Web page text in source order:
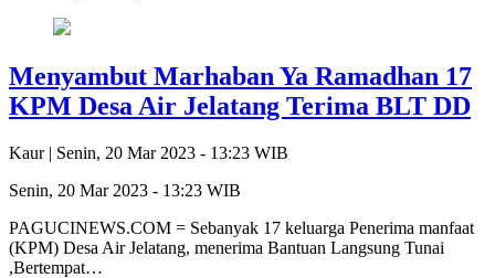
Menyambut Marhaban Ya Ramadhan 17
KPM Desa Air Jelatang Terima BLT DD
Kaur | Senin, 20 Mar 2023 - 13:23 WIB
Senin, 20 Mar 2023 - 13:23 WIB
PAGUCINEWS.COM = Sebanyak 17 keluarga Penerima manfaat
(KPM) Desa Air Jelatang, menerima Bantuan Langsung Tunai
,Bertempat…